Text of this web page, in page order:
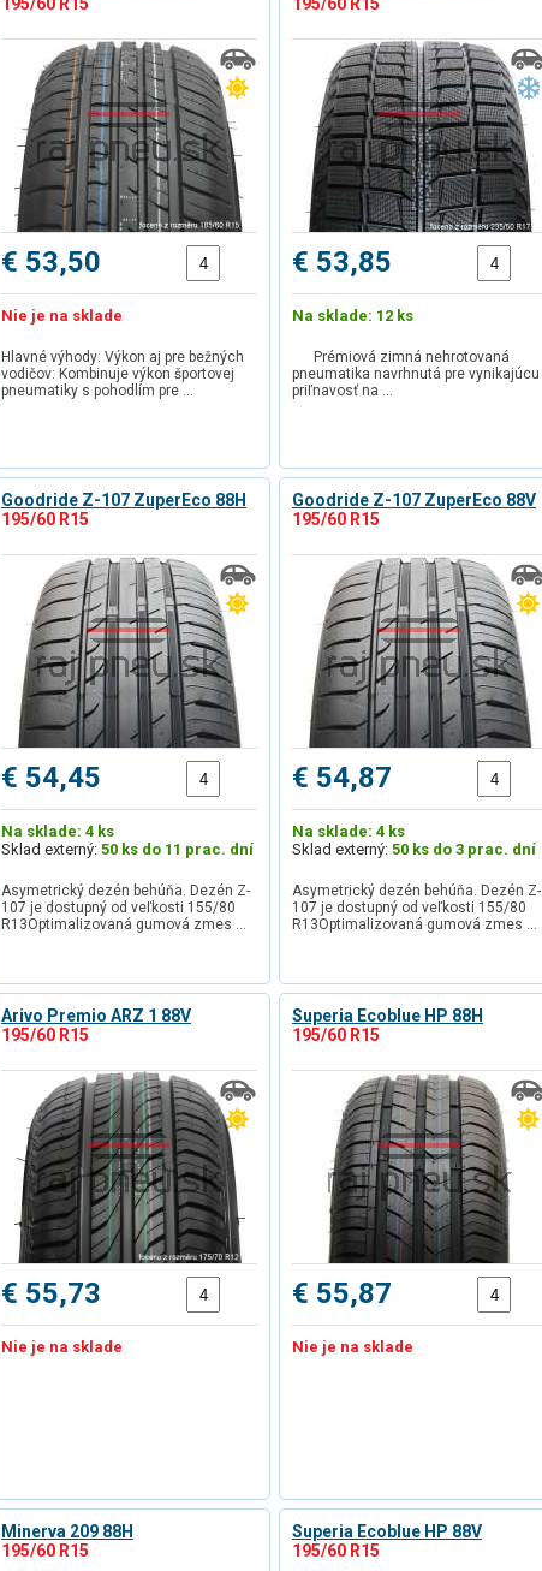
€ 53,50
Nie je na sklade
Hlavné výhody: Výkon aj pre bežných
vodičov: Kombinuje výkon športovej
pneumatiky s pohodlím pre …
€ 53,85
Na sklade: 12 ks
Prémiová zimná nehrotovaná
pneumatika navrhnutá pre vynikajúcu
priľnavosť na …
Goodride Z-107 ZuperEco 88H
195/60 R15
€ 54,45
Na sklade: 4 ks
Sklad externý: 50 ks do 11 prac. dní
Asymetrický dezén behúňa. Dezén Z-
107 je dostupný od veľkosti 155/80
R13Optimalizovaná gumová zmes …
Goodride Z-107 ZuperEco 88V
195/60 R15
€ 54,87
Na sklade: 4 ks
Sklad externý: 50 ks do 3 prac. dní
Asymetrický dezén behúňa. Dezén Z-
107 je dostupný od veľkosti 155/80
R13Optimalizovaná gumová zmes …
Arivo Premio ARZ 1 88V
195/60 R15
€ 55,73
Nie je na sklade
Superia Ecoblue HP 88H
195/60 R15
€ 55,87
Nie je na sklade
Minerva 209 88H
195/60 R15
Superia Ecoblue HP 88V
195/60 R15